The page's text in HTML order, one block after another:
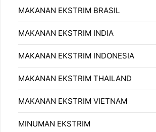
MAKANAN EKSTRIM BRASIL
MAKANAN EKSTRIM INDIA
MAKANAN EKSTRIM INDONESIA
MAKANAN EKSTRIM THAILAND
MAKANAN EKSTRIM VIETNAM
MINUMAN EKSTRIM